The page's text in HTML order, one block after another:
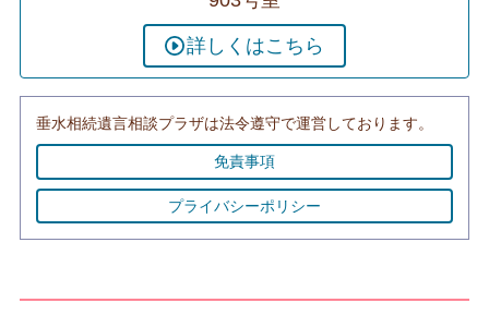
詳しくはこちら
垂水相続遺言相談プラザは法令遵守で運営しております。
免責事項
プライバシーポリシー